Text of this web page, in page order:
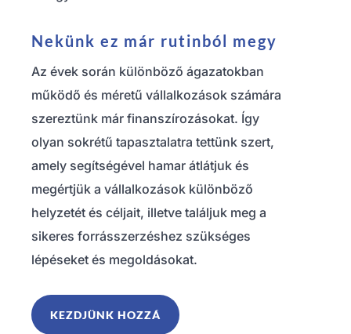
Nekünk ez már rutinból megy
Az évek során különböző ágazatokban
működő és méretű vállalkozások számára
szereztünk már finanszírozásokat. Így
olyan sokrétű tapasztalatra tettünk szert,
amely segítségével hamar átlátjuk és
megértjük a vállalkozások különböző
helyzetét és céljait, illetve találjuk meg a
sikeres forrásszerzéshez szükséges
lépéseket és megoldásokat.
KEZDJÜNK HOZZÁ